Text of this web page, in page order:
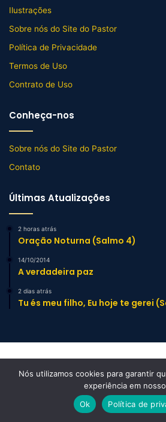
Ilustrações
Sobre nós do Site do Pastor
Política de Privacidade
Termos de Uso
Contrato de Uso
Conheça-nos
Sobre nós do Site do Pastor
Contato
Últimas Atualizações
2 horas atrás
Oração Noturna (Salmo 4)
14/10/2014
A verdadeira paz
2 dias atrás
Tu és meu filho, Eu hoje te gerei
Mensagens e Esboços de
FacebookYouTube
Nós utilizamos cookies para garantir
experiência em
Ok
Política de